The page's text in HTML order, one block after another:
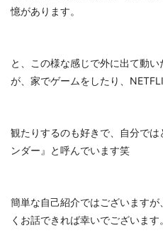
憶があります。
と、この様な感じで外に出て動
が、家でゲームをしたり、
観たりするのも好きで、自分で
ンダー』と呼んでいます笑
簡単な自己紹介ではございます
くお話できれば幸いでございます。